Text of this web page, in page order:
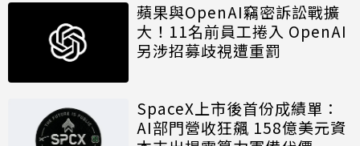
蘋果與OpenAI竊密訴訟戰擴
大！11名前員工捲入 OpenAI
另涉招募歧視遭重罰
SpaceX上市後首份成績單：
AI部門營收狂飆 158億美元資